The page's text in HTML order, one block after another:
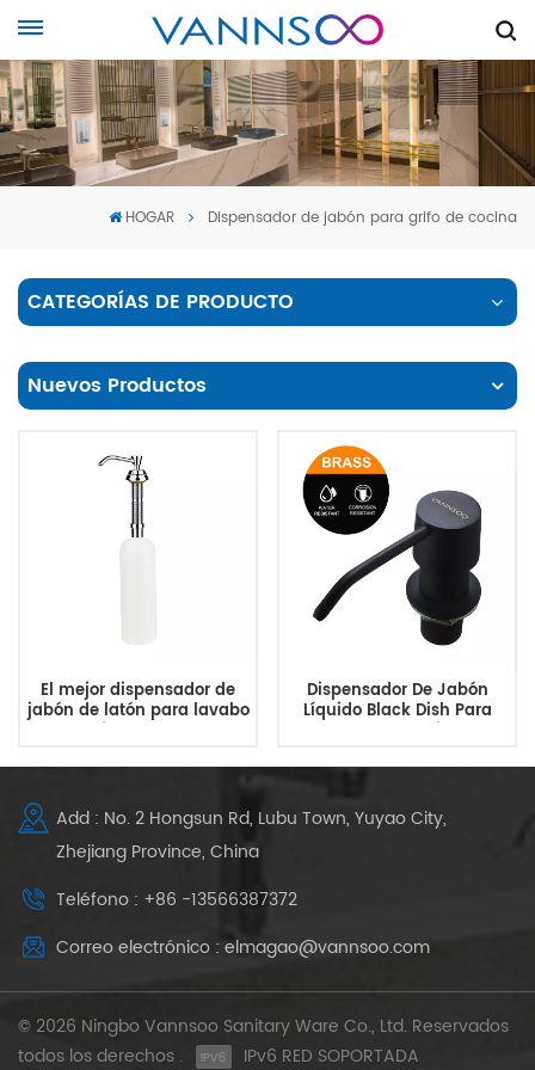
HOGAR Dispensador de jabón para grifo de cocina
CATEGORÍAS DE PRODUCTO
Nuevos Productos
El mejor dispensador de
jabón de latón para lavabo
de cocina de 34 onzas
Dispensador De Jabón
Líquido Black Dish Para
Fregadero De Cocina 10Oz
Add : No. 2 Hongsun Rd, Lubu Town, Yuyao City,
Zhejiang Province, China
Teléfono : +86 -13566387372
Correo electrónico : elmagao@vannsoo.com
© 2026 Ningbo Vannsoo Sanitary Ware Co., Ltd. Reservados
todos los derechos .
IPv6 RED SOPORTADA